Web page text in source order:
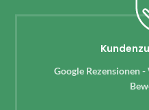
Google Rezensionen